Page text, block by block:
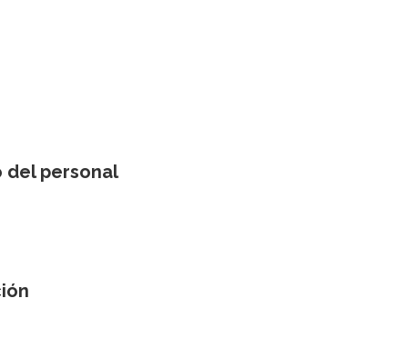
del personal